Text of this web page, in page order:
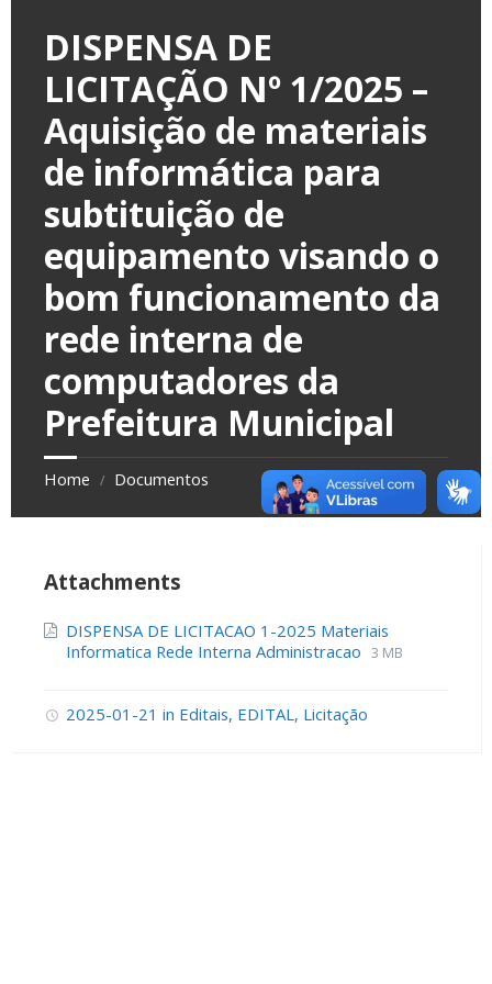
DISPENSA DE
LICITAÇÃO Nº 1/2025 –
Aquisição de materiais
de informática para
subtituição de
equipamento visando o
bom funcionamento da
rede interna de
computadores da
Prefeitura Municipal
Home / Documentos
Attachments
DISPENSA DE LICITACAO 1-2025 Materiais
Informatica Rede Interna Administracao 3 MB
2025-01-21 in Editais, EDITAL, Licitação